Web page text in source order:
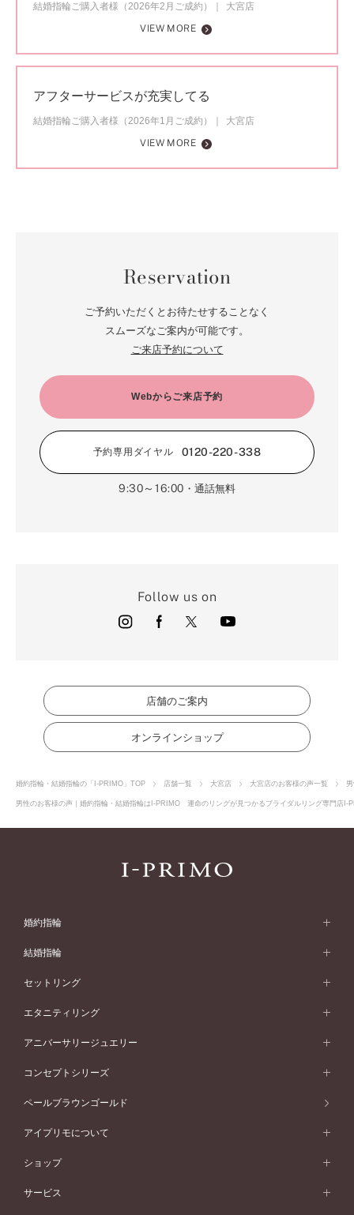
結婚指輪ご購入者様（2026年2月ご成約）
大宮店
VIEW MORE
アフターサービスが充実してる
結婚指輪ご購入者様（2026年1月ご成約）
大宮店
VIEW MORE
Reservation
ご予約いただくとお待たせすることなく
スムーズなご案内が可能です。
ご来店予約について
Webからご来店予約
予約専用ダイヤル 0120-220-338
9:30～16:00 ・通話無料
Follow us on
店舗のご案内
オンラインショップ
婚約指輪・結婚指輪の「I-PRIMO」TOP 店舗一覧 大宮店 大宮店のお客様の声一覧
男性のお客様の声｜婚約指輪・結婚指輪はI-PRIMO 運命のリングが見つかるブライダルリング専門店I-
婚約指輪
婚約指輪 (エンゲージリング)
婚約指輪一覧
ピンクゴールド
ペールブラウンゴールド
ウェーブライン
V字ライン
ワンサイドメレ
ダブルサイドメレ
シンプル
フェミニン
モード
50万円台～
40万円台～
30万円台～
婚約指輪 人気ランキング
婚約ネックレス
結婚指輪
結婚指輪 (マリッジリング)
結婚指輪一覧
ピンクゴールド
ペールブラウンゴールド
ウェーブライン
V字ライン
ワンメレ
セベラルメレ
シンプル
フェミニン
モード
50万円～
40万円～50万円
セットリング
セットリング
セットリング一覧
ピンクゴールド
ペールブラウンゴールド
エタニティリング
エタニティリング
エタニティリング一覧
ピンクゴールド
ペールブラウンゴールド
アニバーサリージュエリー
アニバーサリージュエリー
アニバーサリージュエリー一覧
ファッションリング
ブレスレット
コンセプトシリーズ
コンセプトシリーズ
オリジンビリーフ
エトワル
ペールブラウンゴールド
アイプリモについて
アイプリモについて
パーソナルハンド診断
ショップ
店舗一覧
サービス